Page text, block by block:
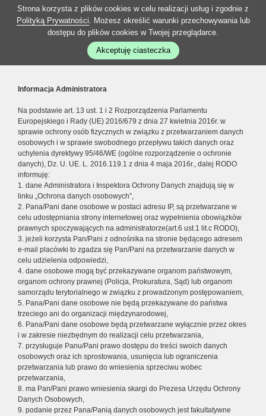
Strona korzysta z plików cookies w celu realizacji usług i zgodnie z
Polityką Prywatności. Możesz określić warunki przechowywania lub
dostępu do plików cookies w Twojej przeglądarce.
Akceptuję ciasteczka
Informacja Administratora
Na podstawie art. 13 ust. 1 i 2 Rozporządzenia Parlamentu
Europejskiego i Rady (UE) 2016/679 z dnia 27 kwietnia 2016r. w
sprawie ochrony osób fizycznych w związku z przetwarzaniem danych
osobowych i w sprawie swobodnego przepływu takich danych oraz
uchylenia dyrektywy 95/46/WE (ogólne rozporządzenie o ochronie
danych), Dz. U. UE. L. 2016.119.1 z dnia 4 maja 2016r., dalej RODO
informuję:
1. dane Administratora i Inspektora Ochrony Danych znajdują się w
linku „Ochrona danych osobowych”,
2. Pana/Pani dane osobowe w postaci adresu IP, są przetwarzane w
celu udostępniania strony internetowej oraz wypełnienia obowiązków
prawnych spoczywających na administratorze(art.6 ust.1 lit.c RODO),
3. jeżeli korzysta Pan/Pani z odnośnika na stronie będącego adresem
e-mail placówki to zgadza się Pan/Pani na przetwarzanie danych w
celu udzielenia odpowiedzi,
4. dane osobowe mogą być przekazywane organom państwowym,
organom ochrony prawnej (Policja, Prokuratura, Sąd) lub organom
samorządu terytorialnego w związku z prowadzonym postępowaniem,
5. Pana/Pani dane osobowe nie będą przekazywane do państwa
trzeciego ani do organizacji międzynarodowej,
6. Pana/Pani dane osobowe będą przetwarzane wyłącznie przez okres
i w zakresie niezbędnym do realizacji celu przetwarzania,
7. przysługuje Panu/Pani prawo dostępu do treści swoich danych
osobowych oraz ich sprostowania, usunięcia lub ograniczenia
przetwarzania lub prawo do wniesienia sprzeciwu wobec
przetwarzania,
8. ma Pan/Pani prawo wniesienia skargi do Prezesa Urzędu Ochrony
Danych Osobowych,
9. podanie przez Pana/Panią danych osobowych jest fakultatywne